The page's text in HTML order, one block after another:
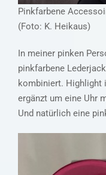
Pinkfarbene
(Foto: K. Heikaus)
In meiner pinken
pinkfarbene
kombiniert. Highlight
ergänzt um eine Uhr
Und natürlich eine